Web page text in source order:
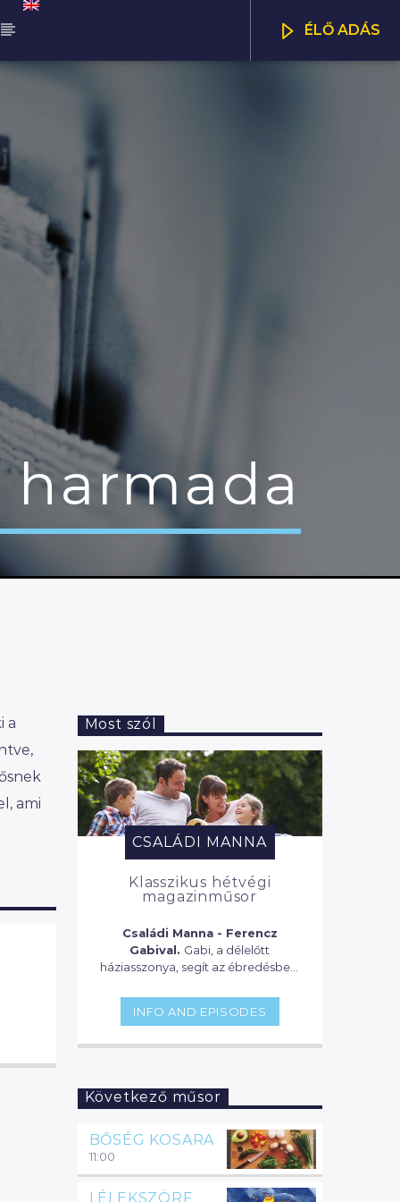
ÉLŐ ADÁS
a
ami
Most szól
CSALÁDI MANNA
Klasszikus hétvégi
magazinműsor
Családi Manna - Ferencz
Gabival. Gabi, a délelőtt
háziasszonya, segít az ébredésben,
legérdekesebb információkkal,
összedob egy fincsi reggelit, vagy
hogy mit nem szabad kihagyni a
Aztán ha már a gyerekek is fent
vannak, keres nekünk valami
mivel kössük le az örökmozgó
gyermekünket. Hoz néhány jó zenei
újdonságot, koncertet, kiállítást,
színdarabot. 9-től, mikor már
INFO AND EPISODES
Következő műsor
BŐSÉG KOSARA
11:00
LÉLEKSZÖRF